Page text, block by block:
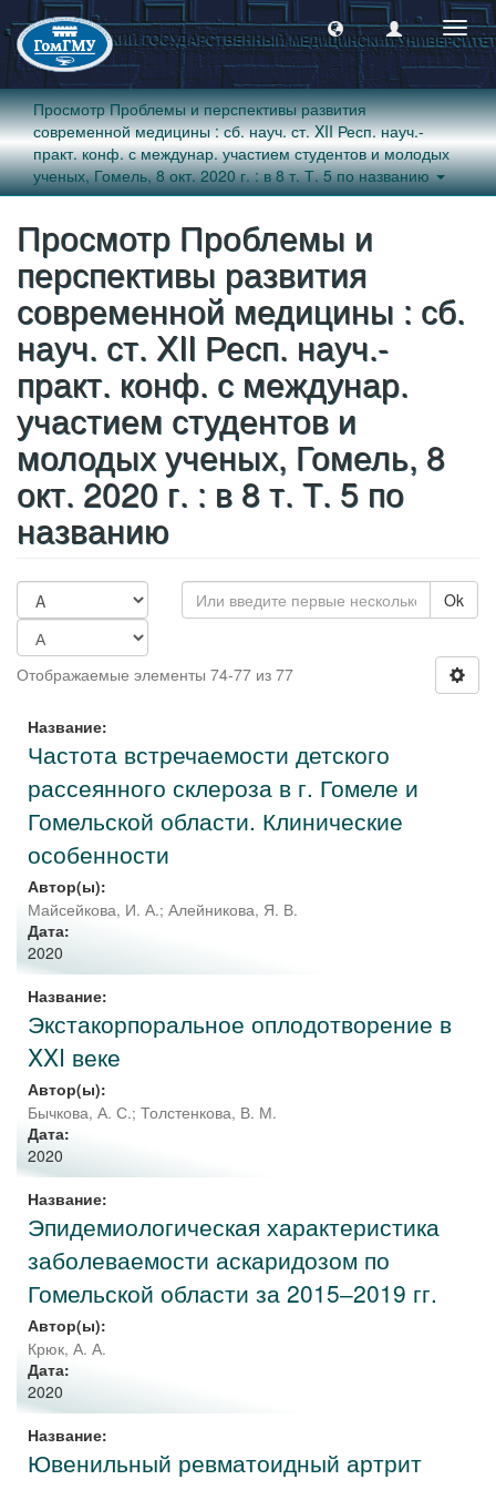
Просмотр Проблемы и перспективы развития
современной медицины : сб. науч. ст. XII Респ. науч.-
практ. конф. с междунар. участием студентов и молодых
ученых, Гомель, 8 окт. 2020 г. : в 8 т. Т. 5 по названию
Просмотр Проблемы и
перспективы развития
современной медицины : сб.
науч. ст. XII Респ. науч.-
практ. конф. с междунар.
участием студентов и
молодых ученых, Гомель, 8
окт. 2020 г. : в 8 т. Т. 5 по
названию
Ok
Отображаемые элементы 74-77 из 77
Название:
Частота встречаемости детского
рассеянного склероза в г. Гомеле и
Гомельской области. Клинические
особенности
Автор(ы):
Майсейкова, И. А.; Алейникова, Я. В.
Дата:
2020
Название:
Экстакорпоральное оплодотворение в
XXI веке
Автор(ы):
Бычкова, А. С.; Толстенкова, В. М.
Дата:
2020
Название:
Эпидемиологическая характеристика
заболеваемости аскаридозом по
Гомельской области за 2015‒2019 гг.
Автор(ы):
Крюк, А. А.
Дата:
2020
Название:
Ювенильный ревматоидный артрит